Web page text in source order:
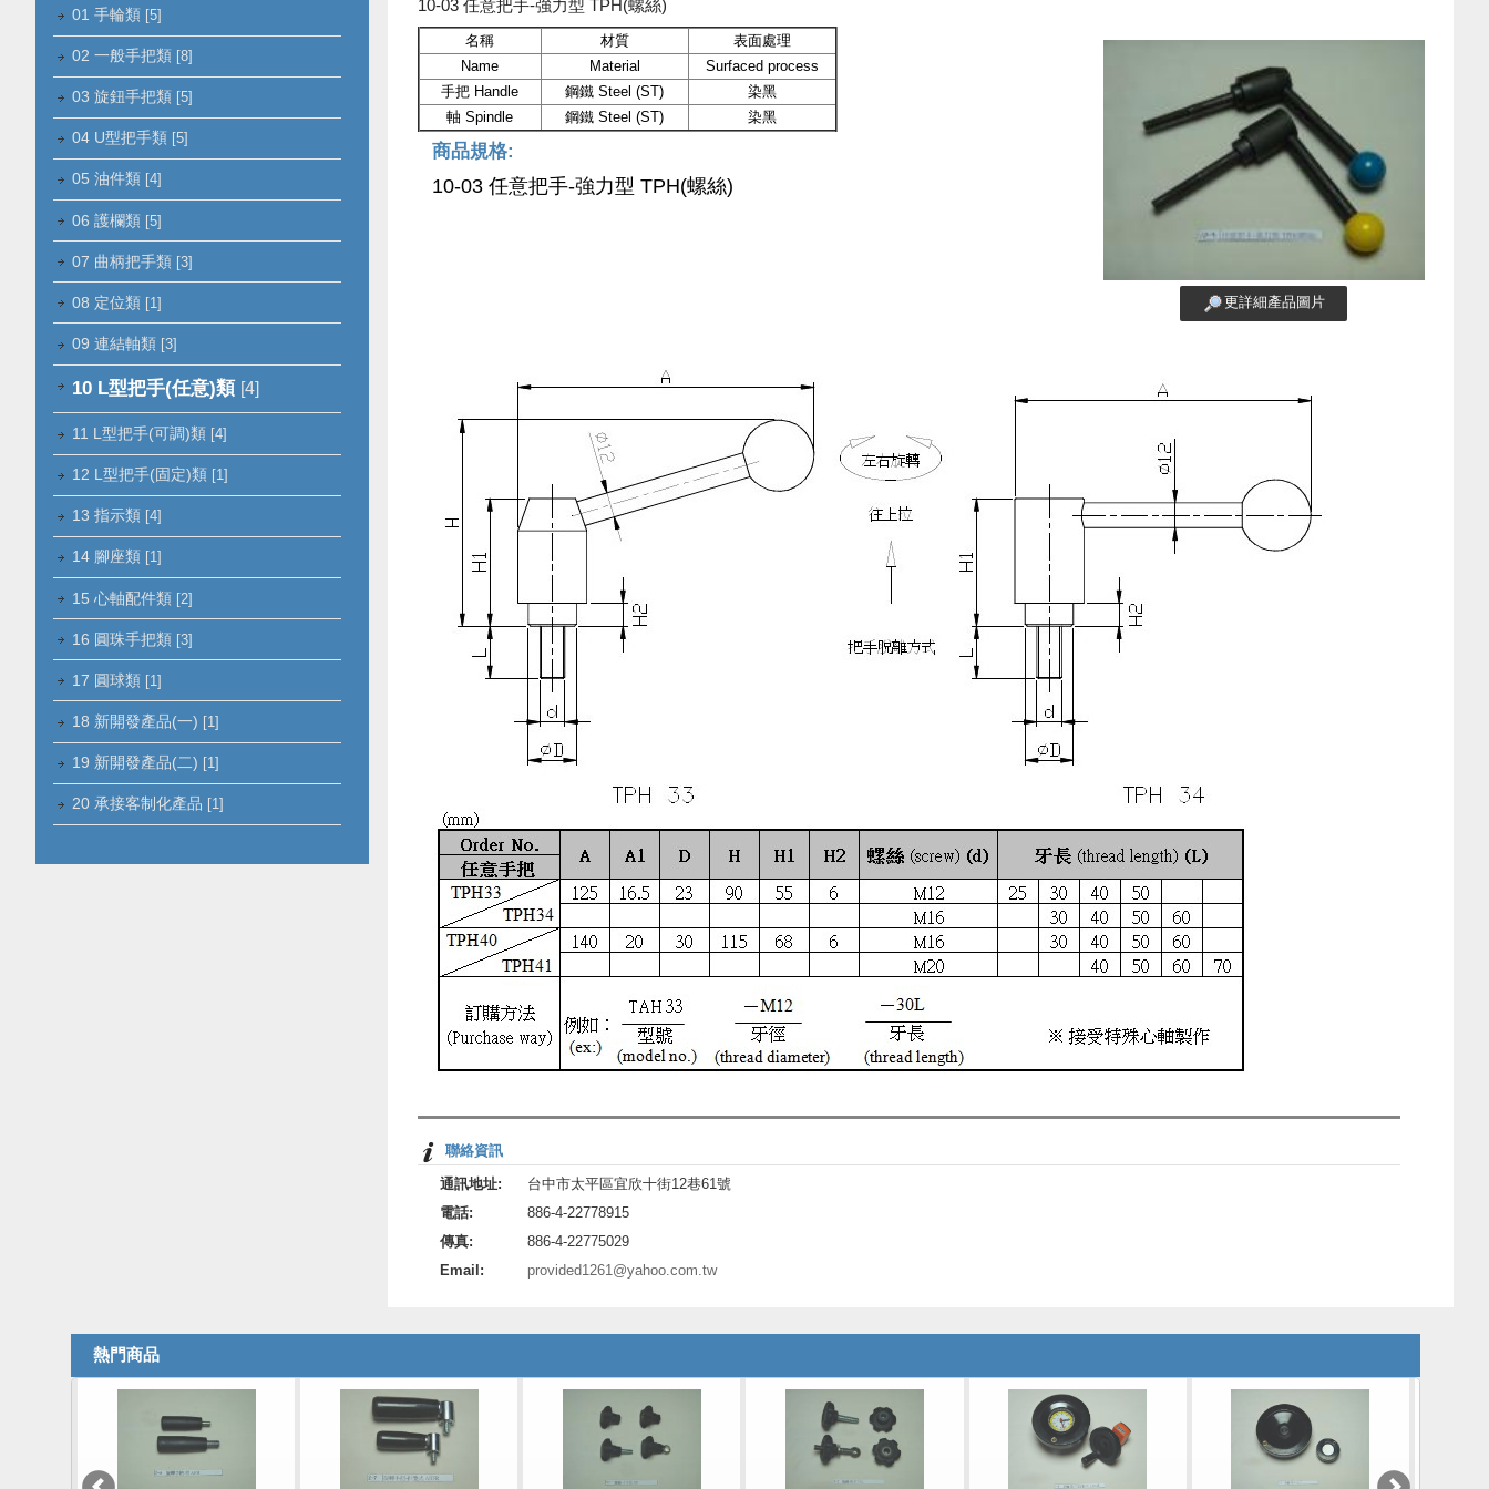
01 手輪類 [5]
02 一般手把類 [8]
03 旋鈕手把類 [5]
04 U型把手類 [5]
05 油件類 [4]
06 護欄類 [5]
07 曲柄把手類 [3]
08 定位類 [1]
09 連結軸類 [3]
10 L型把手(任意)類 [4]
11 L型把手(可調)類 [4]
12 L型把手(固定)類 [1]
13 指示類 [4]
14 腳座類 [1]
15 心軸配件類 [2]
16 圓珠手把類 [3]
17 圓球類 [1]
18 新開發產品(一) [1]
19 新開發產品(二) [1]
20 承接客制化產品 [1]
10-03 任意把手-強力型 TPH(螺絲)
更詳細產品圖片
名稱 材質
表面處理
Name
Material
Surfaced process
手把 Handle
鋼鐵 Steel (ST)
染黑
軸 Spindle
鋼鐵 Steel (ST) 染黑
商品規格:
10-03 任意把手-強力型 TPH(螺絲)
聯絡資訊
通訊地址:
台中市太平區宜欣十街12巷61號
電話:
886-4-22778915
傳真:
886-4-22775029
Email:
provided1261@yahoo.com.tw
熱門商品